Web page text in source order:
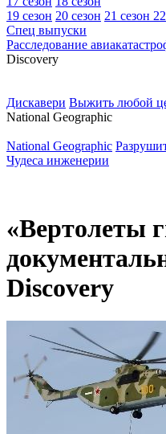
19 сезон 20 сезон 21 сезон
Спец выпуски
Расследование
Discovery
Дискавери Выжить любой
National Geographic
National Geographic
Чудеса инженерии
«Вертолеты
Discovery